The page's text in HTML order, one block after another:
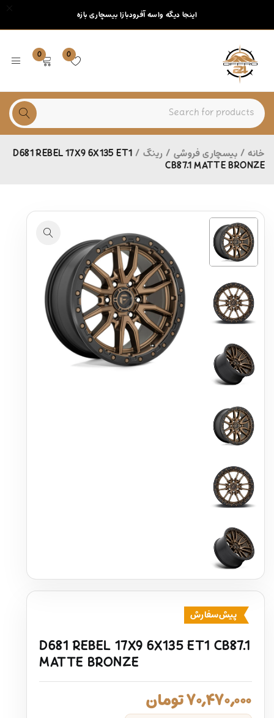
اینجا دیگه واسه آفرودبازا بیسچاری بازه
0
0
خانه / بیسچاری فروشی / رینگ /
D681 REBEL 17X9 6X135 ET1
CB87.1 MATTE BRONZE
پیش‌سفارش
D681 REBEL 17X9 6X135 ET1 CB87.1
MATTE BRONZE
۷۰,۴۷۰,۰۰۰تومان